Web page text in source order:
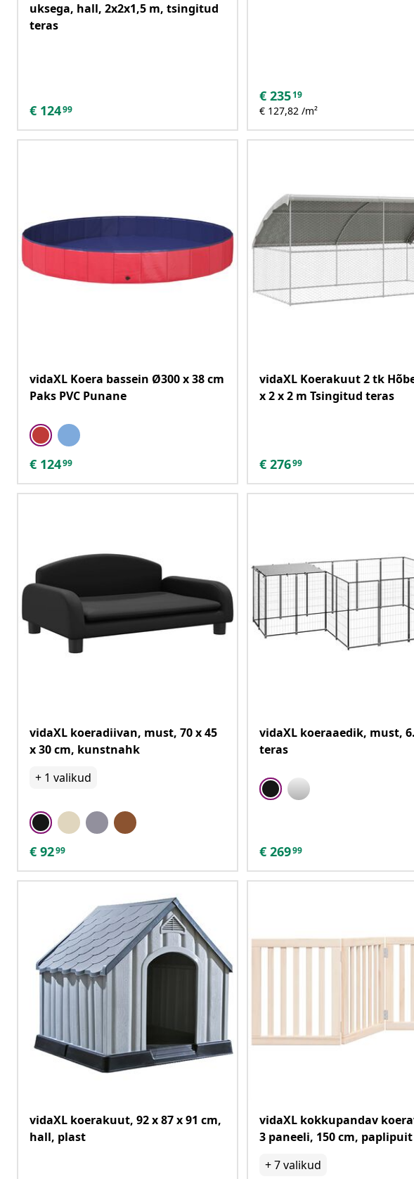
uksega, hall, 2x2x1,5 m, tsingitud
teras
€ 12499
€ 23519
€ 127,82 /m²
vidaXL Koera bassein Ø300 x 38 cm
Paks PVC Punane
€ 12499
vidaXL Koerakuut 2 tk
x 2 x 2 m Tsingitud teras
€ 27699
vidaXL koeradiivan, must, 70 x 45
x 30 cm, kunstnahk
+ 1 valikud
€ 9299
vidaXL koeraaedik, must,
teras
€ 26999
vidaXL koerakuut, 92 x 87 x 91 cm,
hall, plast
vidaXL kokkupandav
3 paneeli, 150 cm, paplipuit
+7valikud